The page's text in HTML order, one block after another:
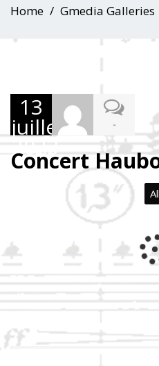
Home Gmedia Galleries
13
juillet
2023
-
Concert
All